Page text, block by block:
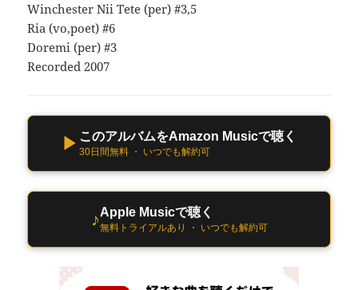
Winchester Nii Tete (per) #3,5
Ria (vo,poet) #6
Doremi (per) #3
Recorded 2007
▶ このアルバムをAmazon Musicで聴く
30日間無料 ・ いつでも解約可
♪Apple Musicで聴く
無料トライアルあり ・ いつでも解約可